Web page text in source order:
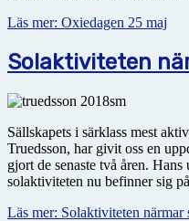
Läs mer: Oxiedagen 25 maj
Solaktiviteten
Sällskapets i särklass mest
Truedsson, har givit oss en
gjort de senaste två åren.
solaktiviteten nu befinner sig
Läs mer: Solaktiviteten